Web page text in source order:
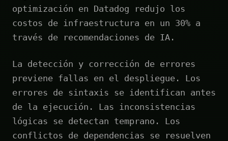
optimización en Datadog redujo los
costos de infraestructura en un 30% a
través de recomendaciones de IA.
La detección y corrección de errores
previene fallas en el despliegue. Los
errores de sintaxis se identifican antes
de la ejecución. Las inconsistencias
lógicas se detectan temprano. Los
conflictos de dependencias se resuelven